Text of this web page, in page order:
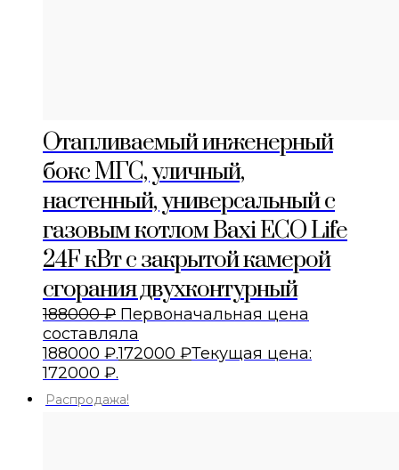
Отапливаемый инженерный
бокс МГС, уличный,
настенный, универсальный с
газовым котлом Baxi ECO Life
24F кВт с закрытой камерой
сгорания двухконтурный
188000₽ Первоначальная цена
составляла
188000 ₽.172000 ₽Текущая цена:
172000 ₽.
Распродажа!